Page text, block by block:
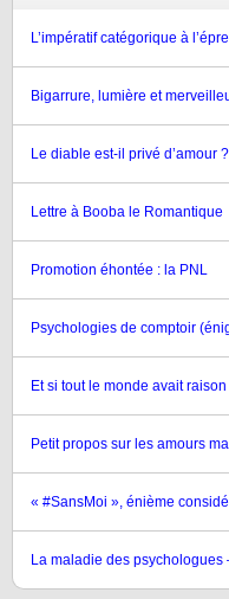
L’impératif catégorique à
Bigarrure, lumière et
Le diable est-il privé d’amour ?
Lettre à Booba le Romantique
Promotion éhontée : la PNL
Psychologies de comptoir
Et si tout le monde avait
Petit propos sur les amours
« #SansMoi », énième
La maladie des